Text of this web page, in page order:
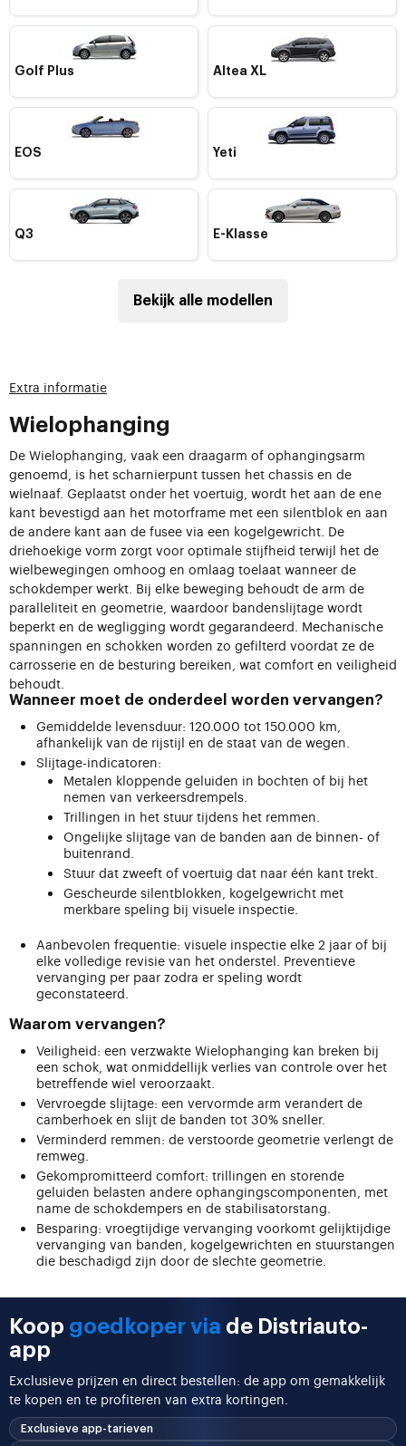
Golf Plus Altea XL
EOS Yeti
Q3 E-Klasse
Bekijk alle modellen
Extra informatie
Wielophanging
De Wielophanging, vaak een draagarm of ophangingsarm
genoemd, is het scharnierpunt tussen het chassis en de
wielnaaf. Geplaatst onder het voertuig, wordt het aan de ene
kant bevestigd aan het motorframe met een silentblok en aan
de andere kant aan de fusee via een kogelgewricht. De
driehoekige vorm zorgt voor optimale stijfheid terwijl het de
wielbewegingen omhoog en omlaag toelaat wanneer de
schokdemper werkt. Bij elke beweging behoudt de arm de
paralleliteit en geometrie, waardoor bandenslijtage wordt
beperkt en de wegligging wordt gegarandeerd. Mechanische
spanningen en schokken worden zo gefilterd voordat ze de
carrosserie en de besturing bereiken, wat comfort en veiligheid
behoudt.
Wanneer moet de onderdeel worden vervangen?
Gemiddelde levensduur: 120.000 tot 150.000 km,
afhankelijk van de rijstijl en de staat van de wegen.
Slijtage-indicatoren:
Metalen kloppende geluiden in bochten of bij het
nemen van verkeersdrempels.
Trillingen in het stuur tijdens het remmen.
Ongelijke slijtage van de banden aan de binnen- of
buitenrand.
Stuur dat zweeft of voertuig dat naar één kant trekt.
Gescheurde silentblokken, kogelgewricht met
merkbare speling bij visuele inspectie.
Aanbevolen frequentie: visuele inspectie elke 2 jaar of bij
elke volledige revisie van het onderstel. Preventieve
vervanging per paar zodra er speling wordt
geconstateerd.
Waarom vervangen?
Veiligheid: een verzwakte Wielophanging kan breken bij
een schok, wat onmiddellijk verlies van controle over het
betreffende wiel veroorzaakt.
Vervroegde slijtage: een vervormde arm verandert de
camberhoek en slijt de banden tot 30% sneller.
Verminderd remmen: de verstoorde geometrie verlengt de
remweg.
Gekompromitteerd comfort: trillingen en storende
geluiden belasten andere ophangingscomponenten, met
name de schokdempers en de stabilisatorstang.
Besparing: vroegtijdige vervanging voorkomt gelijktijdige
vervanging van banden, kogelgewrichten en stuurstangen
die beschadigd zijn door de slechte geometrie.
Koop goedkoper via de Distriauto-
app
Exclusieve prijzen en direct bestellen: de app om gemakkelijk
te kopen en te profiteren van extra kortingen.
Exclusieve app-tarieven